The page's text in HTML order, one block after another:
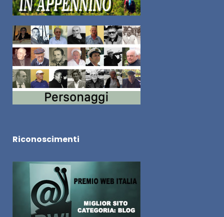
Riconoscimenti